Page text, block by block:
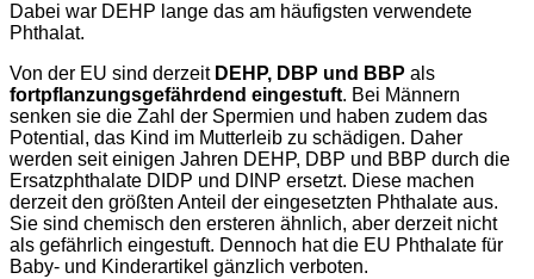
Dabei war DEHP lange das am häufigsten verwendete
Phthalat.
Von der EU sind derzeit DEHP, DBP und BBP als
fortpflanzungsgefährdend eingestuft. Bei Männern
senken sie die Zahl der Spermien und haben zudem das
Potential, das Kind im Mutterleib zu schädigen. Daher
werden seit einigen Jahren DEHP, DBP und BBP durch die
Ersatzphthalate DIDP und DINP ersetzt. Diese machen
derzeit den größten Anteil der eingesetzten Phthalate aus.
Sie sind chemisch den ersteren ähnlich, aber derzeit nicht
als gefährlich eingestuft. Dennoch hat die EU Phthalate für
Baby- und Kinderartikel gänzlich verboten.